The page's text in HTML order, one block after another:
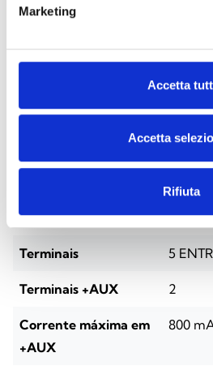
Marketing
Accetta
Accetta
Rifiuta
Especificações técnicas
Flex5/
Consumo 20 mA
Terminais 5
Terminais +AUX 2
Corrente máxima em
+AUX
800